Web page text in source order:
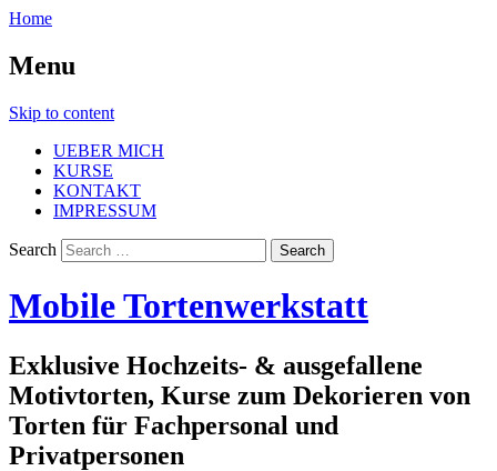
Home
Menu
Skip to content
UEBER MICH
KURSE
KONTAKT
IMPRESSUM
Search
Mobile Tortenwerkstatt
Exklusive Hochzeits- & ausgefallene
Motivtorten, Kurse zum Dekorieren von
Torten für Fachpersonal und
Privatpersonen